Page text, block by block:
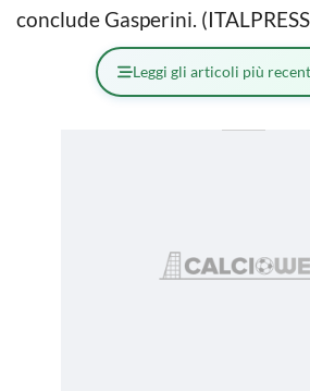
conclude Gasperini.
Leggi gli articoli più